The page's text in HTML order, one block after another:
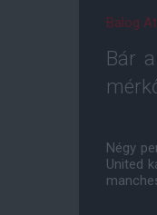
Balog
Bár
Négy
United